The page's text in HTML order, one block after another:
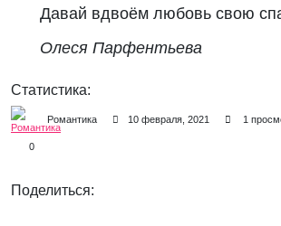
Давай вдвоём любовь свою
Олеся Парфентьева
Статистика:
Романтика 10 февраля, 2021 1
0
Поделиться: